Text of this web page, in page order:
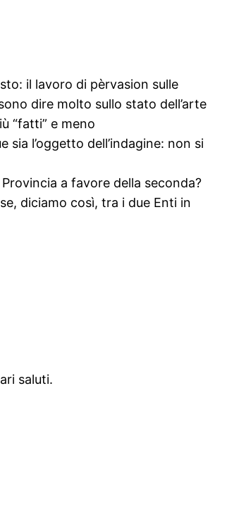
il lavoro di pèrvasion sulle
dire molto sullo stato dell’arte
“fatti” e meno
l’oggetto dell’indagine: non si
a favore della seconda?
diciamo così, tra i due Enti in
saluti.